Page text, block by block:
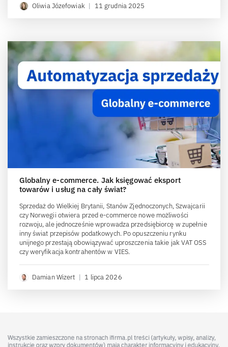
Oliwia Józefowiak | 11 grudnia 2025
Globalny e-commerce. Jak księgować eksport
towarów i usług na cały świat?
Sprzedaż do Wielkiej Brytanii, Stanów Zjednoczonych, Szwajcarii
czy Norwegii otwiera przed e-commerce nowe możliwości
rozwoju, ale jednocześnie wprowadza przedsiębiorcę w zupełnie
inny świat przepisów podatkowych. Po opuszczeniu rynku
unijnego przestają obowiązywać uproszczenia takie jak VAT OSS
czy weryfikacja kontrahentów w VIES.
Damian Wizert | 1 lipca 2026